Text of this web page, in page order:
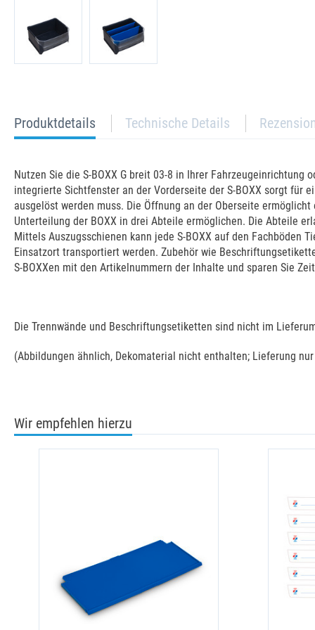
current
tab:
Produktdetails Technische Details
Nutzen Sie die S-BOXX G breit 03-8 in Ihrer
integrierte Sichtfenster an der Vorderseite der S-BOXX sorgt für
ausgelöst werden muss. Die Öffnung an der Oberseite
Unterteilung der BOXX in drei Abteile ermöglichen. Die Abteile
Mittels Auszugsschienen kann jede S-BOXX auf den Fachböden
Einsatzort transportiert werden. Zubehör wie
S-BOXXen mit den Artikelnummern der Inhalte und sparen Sie
Die Trennwände und Beschriftungsetiketten sind nicht im
(Abbildungen ähnlich, Dekomaterial nicht enthalten; Lieferung
Wir empfehlen hierzu